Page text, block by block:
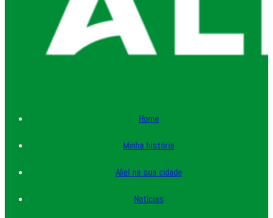
Home
Minha história
Aliel na sua cidade
Notícias